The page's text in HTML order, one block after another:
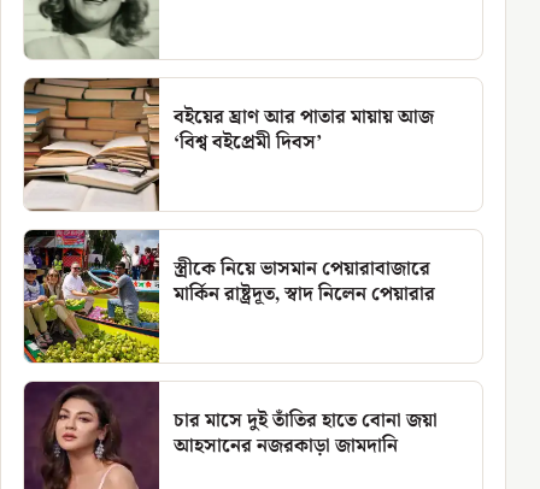
বইয়ের ঘ্রাণ আর পাতার মায়ায় আজ
‘বিশ্ব বইপ্রেমী দিবস’
স্ত্রীকে নিয়ে ভাসমান পেয়ারাবাজারে
মার্কিন রাষ্ট্রদূত, স্বাদ নিলেন পেয়ারার
চার মাসে দুই তাঁতির হাতে বোনা জয়া
আহসানের নজরকাড়া জামদানি